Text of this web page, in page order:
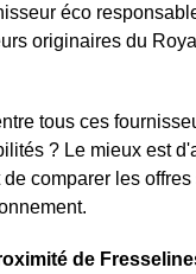
éco
originaires du
tous ces
? Le mieux est
comparer les
de